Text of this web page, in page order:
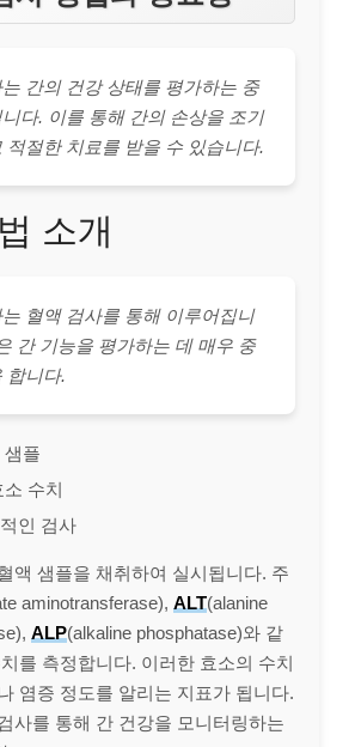
간의 건강 상태를 평가하는 중
니다. 이를 통해 간의 손상을 조기
적절한 치료를 받을 수 있습니다.
소개
혈액 검사를 통해 이루어집니
간 기능을 평가하는 데 매우 중
합니다.
샘플
소 수치
인 검사
액 샘플을 채취하여 실시됩니다. 주
aminotransferase), ALT(alanine
ALP(alkaline phosphatase)와 같
를 측정합니다. 이러한 효소의 수치
염증 정도를 알리는 지표가 됩니다.
사를 통해 간 건강을 모니터링하는